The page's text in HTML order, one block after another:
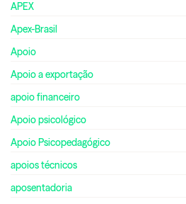
APEX
Apex-Brasil
Apoio
Apoio a exportação
apoio financeiro
Apoio psicológico
Apoio Psicopedagógico
apoios técnicos
aposentadoria